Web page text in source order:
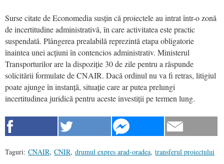
Surse citate de Economedia susțin că proiectele au intrat într-o zonă
de incertitudine administrativă, în care activitatea este practic
suspendată. Plângerea prealabilă reprezintă etapa obligatorie
înaintea unei acțiuni în contencios administrativ. Ministerul
Transporturilor are la dispoziție 30 de zile pentru a răspunde
solicitării formulate de CNAIR. Dacă ordinul nu va fi retras, litigiul
poate ajunge în instanță, situație care ar putea prelungi
incertitudinea juridică pentru aceste investiții pe termen lung.
Taguri: CNAIR, CNIR, drumul expres arad-oradea, transferul proiectului